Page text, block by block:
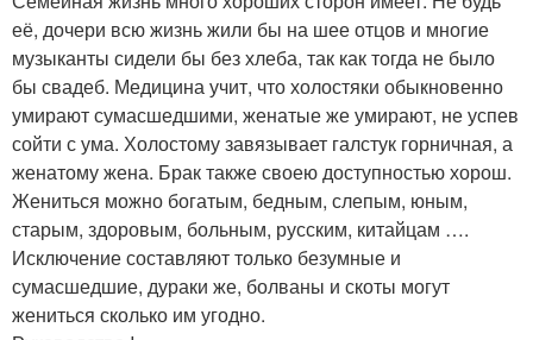
её, дочери всю жизнь жили бы на шее отцов и многие
музыканты сидели бы без хлеба, так как тогда не было
бы свадеб. Медицина учит, что холостяки обыкновенно
умирают сумасшедшими, женатые же умирают, не успев
сойти с ума. Холостому завязывает галстук горничная, а
женатому жена. Брак также своею доступностью хорош.
Жениться можно богатым, бедным, слепым, юным,
старым, здоровым, больным, русским, китайцам ….
Исключение составляют только безумные и
сумасшедшие, дураки же, болваны и скоты могут
жениться сколько им угодно.